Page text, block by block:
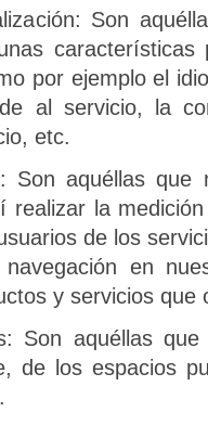
Son
características
por ejemplo el
al servicio, la
etc.
aquéllas que
realizar la
de los
en
y servicios que
aquéllas que
de los espacios